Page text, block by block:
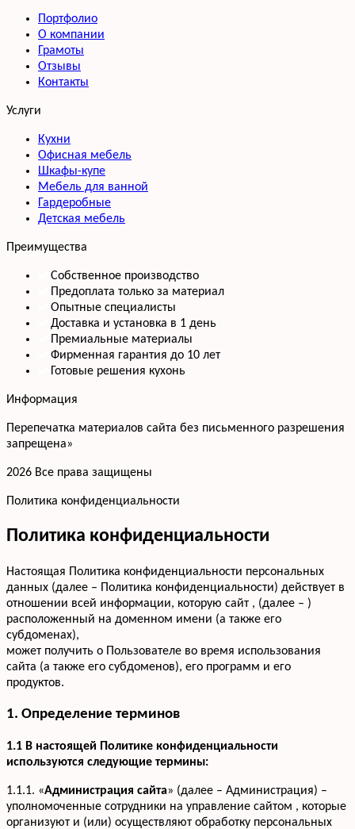
Портфолио
О компании
Грамоты
Отзывы
Контакты
Услуги
Кухни
Офисная мебель
Шкафы-купе
Мебель для ванной
Гардеробные
Детская мебель
Преимущества
Собственное производство
Предоплата только за материал
Опытные специалисты
Доставка и установка в 1 день
Премиальные материалы
Фирменная гарантия до 10 лет
Готовые решения кухонь
Информация
Перепечатка материалов сайта без письменного разрешения
запрещена»
2026 Все права защищены
Политика конфиденциальности
Политика конфиденциальности
Настоящая Политика конфиденциальности персональных
данных (далее – Политика конфиденциальности) действует в
отношении всей информации, которую сайт , (далее – )
расположенный на доменном имени (а также его
субдоменах),
может получить о Пользователе во время использования
сайта (а также его субдоменов), его программ и его
продуктов.
1. Определение терминов
1.1 В настоящей Политике конфиденциальности
используются следующие термины:
1.1.1. «Администрация сайта» (далее – Администрация) –
уполномоченные сотрудники на управление сайтом , которые
организуют и (или) осуществляют обработку персональных